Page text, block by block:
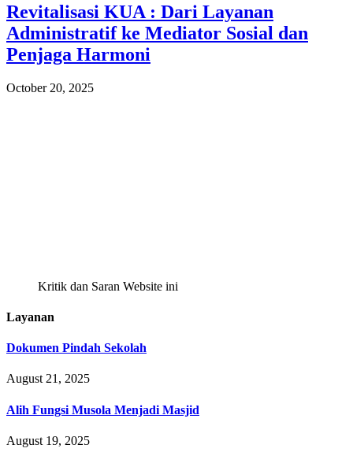
Revitalisasi KUA : Dari Layanan
Administratif ke Mediator Sosial dan
Penjaga Harmoni
October 20, 2025
Kritik dan Saran Website ini
Layanan
Dokumen Pindah Sekolah
August 21, 2025
Alih Fungsi Musola Menjadi Masjid
August 19, 2025